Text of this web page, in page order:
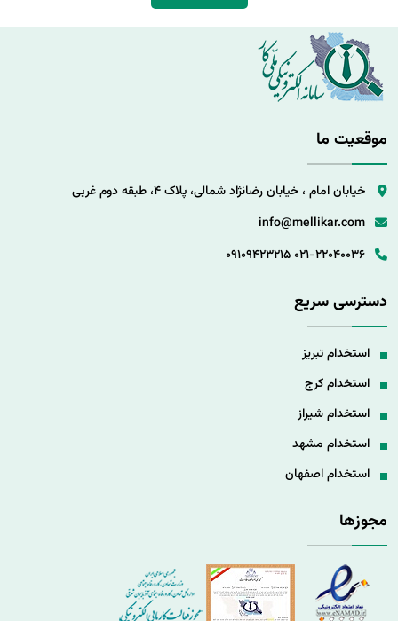
موقعیت ما
خیابان امام ، خیابان رضانژاد شمالی، پلاک 4، طبقه دوم غربی
info@mellikar.com
021-22040036
09109423215
دسترسی سریع
استخدام تبریز
استخدام کرج
استخدام شیراز
استخدام مشهد
استخدام اصفهان
مجوزها